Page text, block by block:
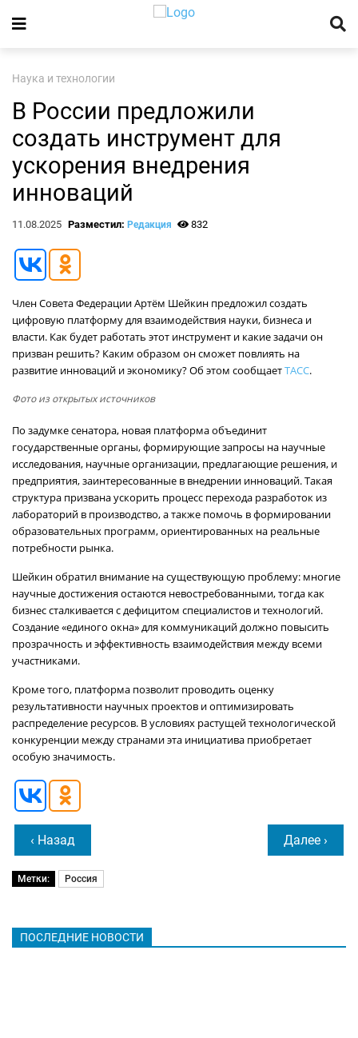
Наука и технологии
В России предложили
создать инструмент для
ускорения внедрения
инноваций
11.08.2025 Разместил: Редакция 832
Член Совета Федерации Артём Шейкин предложил создать
цифровую платформу для взаимодействия науки, бизнеса и
власти. Как будет работать этот инструмент и какие задачи он
призван решить? Каким образом он сможет повлиять на
развитие инноваций и экономику? Об этом сообщаетТАСС.
Фото из открытых источников
По задумке сенатора, новая платформа объединит
государственные органы, формирующие запросы на научные
исследования, научные организации, предлагающие решения, и
предприятия, заинтересованные в внедрении инноваций. Такая
структура призвана ускорить процесс перехода разработок из
лабораторий в производство, а также помочь в формировании
образовательных программ, ориентированных на реальные
потребности рынка.
Шейкин обратил внимание на существующую проблему: многие
научные достижения остаются невостребованными, тогда как
бизнес сталкивается с дефицитом специалистов и технологий.
Создание «единого окна» для коммуникаций должно повысить
прозрачность и эффективность взаимодействия между всеми
участниками.
Кроме того, платформа позволит проводить оценку
результативности научных проектов и оптимизировать
распределение ресурсов. В условиях растущей технологической
конкуренции между странами эта инициатива приобретает
особую значимость.
‹ Назад Далее ›
Метки: Россия
ПОСЛЕДНИЕ НОВОСТИ